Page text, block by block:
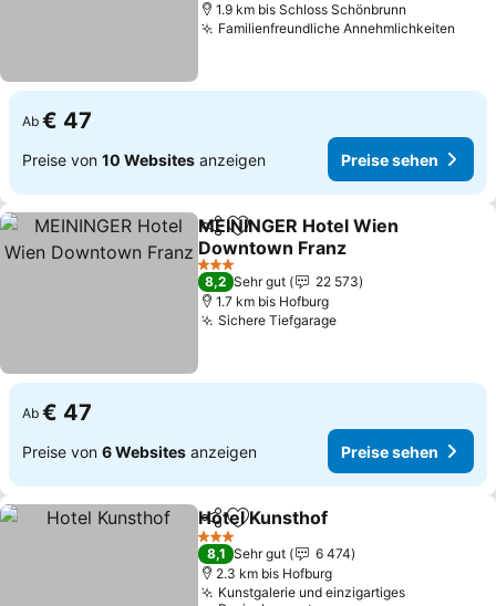
1.9 km bis Schloss Schönbrunn
Familienfreundliche Annehmlichkeiten
Ab € 47
Preise von 10 Websites anzeigen Preise sehen
TeilenZu Favoriten hinzufügen
MEININGER Hotel Wien
Downtown Franz
3 Sterne
8,2 Sehr gut
22 573
1.7 km bis Hofburg
Sichere Tiefgarage
Ab € 47
Preise von 6 Websites anzeigen Preise sehen
TeilenZu Favoriten hinzufügen
Hotel Kunsthof
3 Sterne
8,1 Sehr gut
6 474
2.3 km bis Hofburg
Kunstgalerie und einzigartiges